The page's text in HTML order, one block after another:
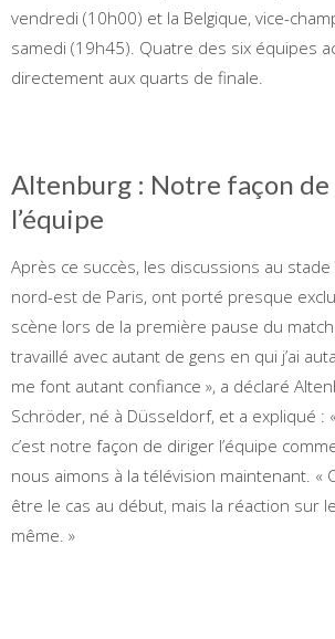
vendredi (10h00) et la Belgique, vice-
samedi (19h45). Quatre des six équipes
directement aux quarts de finale.
Altenburg : Notre façon
l’équipe
Après ce succès, les discussions au stade
nord-est de Paris, ont porté presque
scène lors de la première pause du match.
travaillé avec autant de gens en qui j’ai
me font autant confiance », a déclaré
Schröder, né à Düsseldorf, et a expliqué :
c’est notre façon de diriger l’équipe
nous aimons à la télévision maintenant. «
être le cas au début, mais la réaction sur
même. »